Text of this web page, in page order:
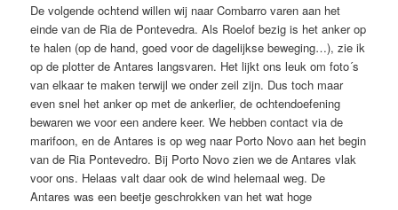
De volgende ochtend willen wij naar Combarro varen aan het
einde van de Ria de Pontevedra. Als Roelof bezig is het anker op
te halen (op de hand, goed voor de dagelijkse beweging…), zie ik
op de plotter de Antares langsvaren. Het lijkt ons leuk om foto´s
van elkaar te maken terwijl we onder zeil zijn. Dus toch maar
even snel het anker op met de ankerlier, de ochtendoefening
bewaren we voor een andere keer. We hebben contact via de
marifoon, en de Antares is op weg naar Porto Novo aan het begin
van de Ria Pontevedro. Bij Porto Novo zien we de Antares vlak
voor ons. Helaas valt daar ook de wind helemaal weg. De
Antares was een beetje geschrokken van het wat hoge